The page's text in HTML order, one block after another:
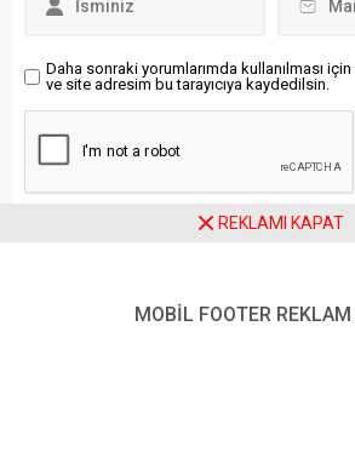
temasıyla yayınlandı. İYİ
Daha sonraki yorumlarımda kullanılması
ve site adresim bu tarayıcıya kaydedilsin.
REKLAMI KAPAT
MOBİL FOOTER